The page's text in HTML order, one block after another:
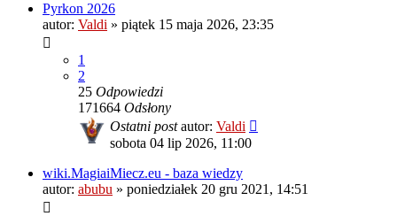
Pyrkon 2026
autor: Valdi » piątek 15 maja 2026, 23:35
1
2
25 Odpowiedzi
171664 Odsłony
Ostatni postautor: Valdi
sobota 04 lip 2026, 11:00
wiki.MagiaiMiecz.eu - baza wiedzy
autor: abubu » poniedziałek 20 gru 2021, 14:51